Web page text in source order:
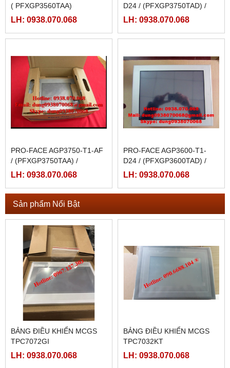
( PFXGP3560TAA)
LH: 0938.070.068
D24 / (PFXGP3750TAD) /
AGP3750-T1-D24-M
LH: 0938.070.068
PRO-FACE AGP3750-T1-AF
/ (PFXGP3750TAA) /
AGP3750-T1-AF-M
LH: 0938.070.068
PRO-FACE AGP3600-T1-
D24 / (PFXGP3600TAD) /
AGP3600-T1-D24-M
LH: 0938.070.068
Sản phẩm Nổi Bật
BẢNG ĐIỀU KHIỂN MCGS
TPC7072GI
LH: 0938.070.068
BẢNG ĐIỀU KHIỂN MCGS
TPC7032KT
LH: 0938.070.068